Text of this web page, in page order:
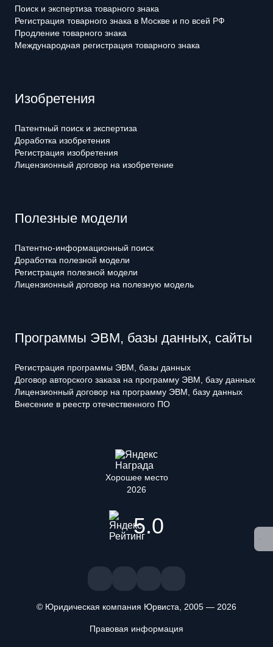
Поиск и экспертиза товарного знака
Регистрация товарного знака в Москве и по всей РФ
Продление товарного знака
Международная регистрация товарного знака
Изобретения
Патентный поиск и экспертиза
Доработка изобретения
Регистрация изобретения
Лицензионный договор на изобретение
Полезные модели
Патентно-информационный поиск
Доработка полезной модели
Регистрация полезной модели
Лицензионный договор на полезную модель
Программы ЭВМ, базы данных, сайты
Регистрация программы ЭВМ, базы данных
Договор авторского заказа на программу ЭВМ, базу данных
Лицензионный договор на программу ЭВМ, базу данных
Внесение в реестр отечественного ПО
Хорошее место
2026
5.0
© Юридическая компания Юрвиста, 2005 — 2026
Правовая информация